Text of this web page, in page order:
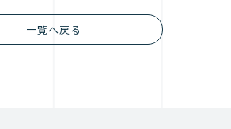
一覧へ戻る